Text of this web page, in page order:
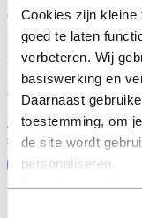
Cookies zijn kleine
goed te laten
verbeteren. Wij
basiswerking en
Daarnaast
toestemming, om
de site wordt
personaliseren.
als Head of Operation.
Het veldwerk ligt hem
is altijd een plezier
gemeenschappelijke
schitterende
Energie is een
activiteiten.